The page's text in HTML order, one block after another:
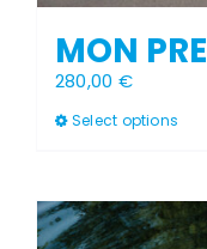
MON
280,00 €
Select options
Les